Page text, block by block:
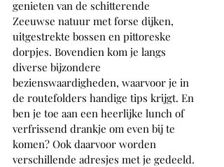
genieten van de schitterende
Zeeuwse natuur met forse dijken,
uitgestrekte bossen en pittoreske
dorpjes. Bovendien kom je langs
diverse bijzondere
bezienswaardigheden, waarvoor je in
de routefolders handige tips krijgt. En
ben je toe aan een heerlijke lunch of
verfrissend drankje om even bij te
komen? Ook daarvoor worden
verschillende adresjes met je gedeeld.